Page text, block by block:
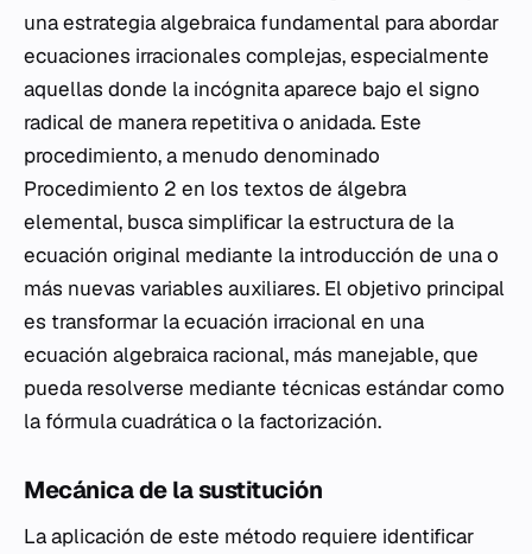
una estrategia algebraica fundamental para abordar
ecuaciones irracionales complejas, especialmente
aquellas donde la incógnita aparece bajo el signo
radical de manera repetitiva o anidada. Este
procedimiento, a menudo denominado
Procedimiento 2 en los textos de álgebra
elemental, busca simplificar la estructura de la
ecuación original mediante la introducción de una o
más nuevas variables auxiliares. El objetivo principal
es transformar la ecuación irracional en una
ecuación algebraica racional, más manejable, que
pueda resolverse mediante técnicas estándar como
la fórmula cuadrática o la factorización.
Mecánica de la sustitución
La aplicación de este método requiere identificar